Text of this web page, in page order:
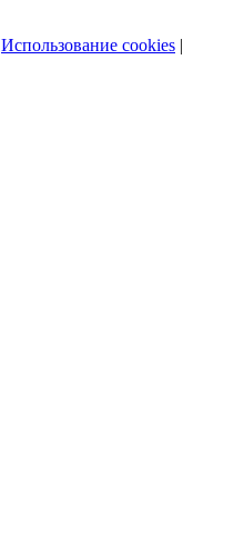
Использование cookies |